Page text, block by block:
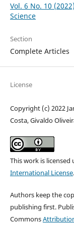
Vol. 6 No. 10
Science
Section
Complete Articles
License
Copyright (c) 2022
Costa, Givaldo
This work is licensed
International License.
Authors keep the
publishing first.
Commons